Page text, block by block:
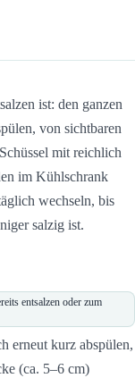
ist: den ganzen
von sichtbaren
mit reichlich
im Kühlschrank
wechseln, bis
salzig ist.
entsalzen oder zum
erneut kurz abspülen,
(ca. 5–6 cm)